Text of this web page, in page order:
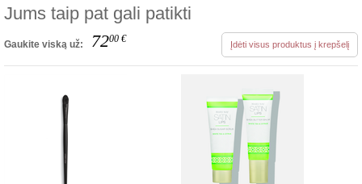
Jums taip pat gali patikti
Gaukite viską už: 7200 € Įdėti visus produktus į krepšelį